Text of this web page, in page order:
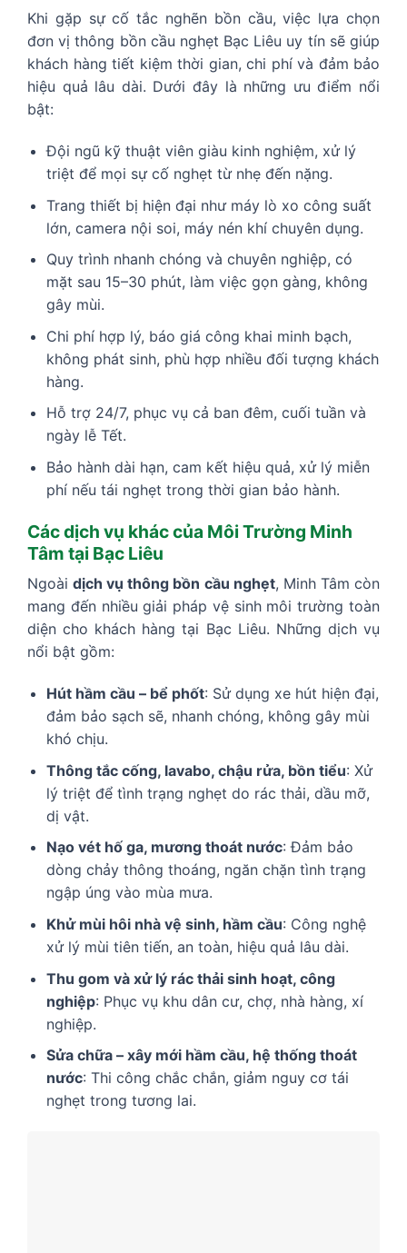
Khi gặp sự cố tắc nghẽn bồn cầu, việc lựa chọn
đơn vị thông bồn cầu nghẹt Bạc Liêu uy tín sẽ giúp
khách hàng tiết kiệm thời gian, chi phí và đảm bảo
hiệu quả lâu dài. Dưới đây là những ưu điểm nổi
bật:
Đội ngũ kỹ thuật viên giàu kinh nghiệm, xử lý
triệt để mọi sự cố nghẹt từ nhẹ đến nặng.
Trang thiết bị hiện đại như máy lò xo công suất
lớn, camera nội soi, máy nén khí chuyên dụng.
Quy trình nhanh chóng và chuyên nghiệp, có
mặt sau 15–30 phút, làm việc gọn gàng, không
gây mùi.
Chi phí hợp lý, báo giá công khai minh bạch,
không phát sinh, phù hợp nhiều đối tượng khách
hàng.
Hỗ trợ 24/7, phục vụ cả ban đêm, cuối tuần và
ngày lễ Tết.
Bảo hành dài hạn, cam kết hiệu quả, xử lý miễn
phí nếu tái nghẹt trong thời gian bảo hành.
Các dịch vụ khác của Môi Trường Minh
Tâm tại Bạc Liêu
Ngoàidịch vụ thông bồn cầu nghẹt, Minh Tâm còn
mang đến nhiều giải pháp vệ sinh môi trường toàn
diện cho khách hàng tại Bạc Liêu. Những dịch vụ
nổi bật gồm:
Hút hầm cầu – bể phốt: Sử dụng xe hút hiện đại,
đảm bảo sạch sẽ, nhanh chóng, không gây mùi
khó chịu.
Thông tắc cống, lavabo, chậu rửa, bồn tiểu: Xử
lý triệt để tình trạng nghẹt do rác thải, dầu mỡ,
dị vật.
Nạo vét hố ga, mương thoát nước: Đảm bảo
dòng chảy thông thoáng, ngăn chặn tình trạng
ngập úng vào mùa mưa.
Khử mùi hôi nhà vệ sinh, hầm cầu: Công nghệ
xử lý mùi tiên tiến, an toàn, hiệu quả lâu dài.
Thu gom và xử lý rác thải sinh hoạt, công
nghiệp: Phục vụ khu dân cư, chợ, nhà hàng, xí
nghiệp.
Sửa chữa – xây mới hầm cầu, hệ thống thoát
nước: Thi công chắc chắn, giảm nguy cơ tái
nghẹt trong tương lai.